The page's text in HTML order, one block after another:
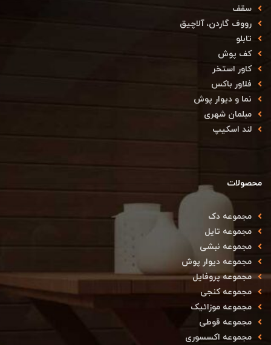
سقف
رووف گاردن، آلاچیق
تابلو
کف پوش
کاور استخر
فلاور باکس
نما و دیوار پوش
مبلمان شهری
لند اسکیپ
محصولات
مجموعه دک
مجموعه تایل
مجموعه نبشی
مجموعه دیوار پوش
مجموعه پروفایل
مجموعه کنجی
مجموعه موزائیک
مجموعه قوطی
مجموعه اکسسوری